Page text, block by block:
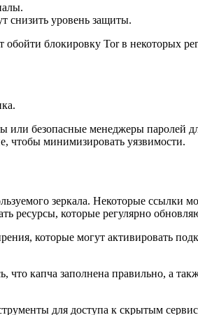
снизить уровень защиты.
блокировку Tor в некоторых
безопасные менеджеры паролей
чтобы минимизировать уязвимости.
зеркала. Некоторые ссылки
ресурсы, которые регулярно
которые могут активировать
капча заполнена правильно, а
для доступа к скрытым